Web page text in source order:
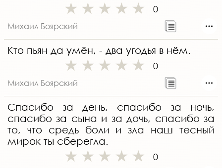
0
Михаил Боярский
Кто пьян да умён, - два угодья в нём.
0
Михаил Боярский
Спасибо за день, спасибо за ночь,
спасибо за сына и за дочь, спасибо за
то, что средь боли и зла наш тесный
мирок ты сберегла.
0